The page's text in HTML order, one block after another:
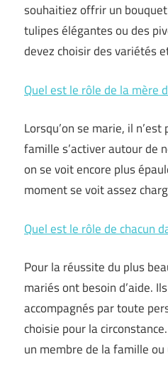
souhaitiez offrir un
tulipes élégantes ou des
devez choisir des variétés
Quel est le rôle de la mère
Lorsqu’on se marie, il
famille s’activer autour de
on se voit encore plus
moment se voit assez
Quel est le rôle de chacun
Pour la réussite du plus
mariés ont besoin d’aide.
accompagnés par toute
choisie pour la
un membre de la famille